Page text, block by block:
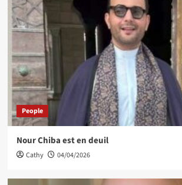
People
Nour Chiba est en deuil
Cathy 04/04/2026